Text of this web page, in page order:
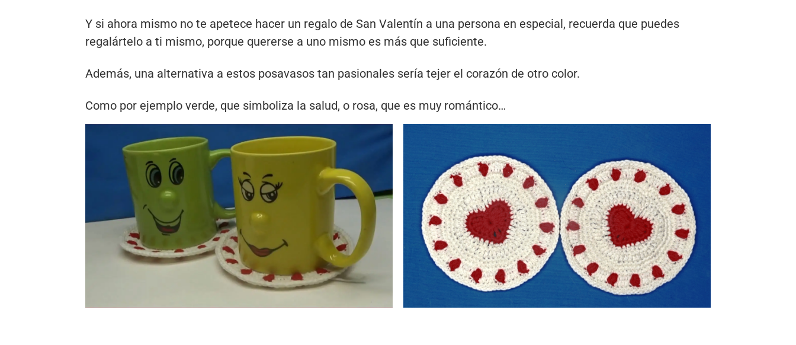
Y si ahora mismo no te apetece hacer un regalo de San Valentín a una persona en especial, recuerda que puedes
regalártelo a ti mismo, porque quererse a uno mismo es más que suficiente.
Además, una alternativa a estos posavasos tan pasionales sería tejer el corazón de otro color.
Como por ejemplo verde, que simboliza la salud, o rosa, que es muy romántico…